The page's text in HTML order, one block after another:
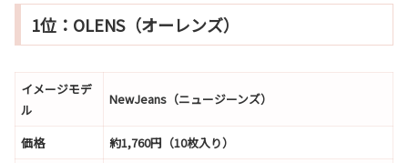
1位：OLENS（オーレンズ）
イメージモデ
ル
NewJeans（ニュージーンズ）
価格
約1,760円（10枚入り）